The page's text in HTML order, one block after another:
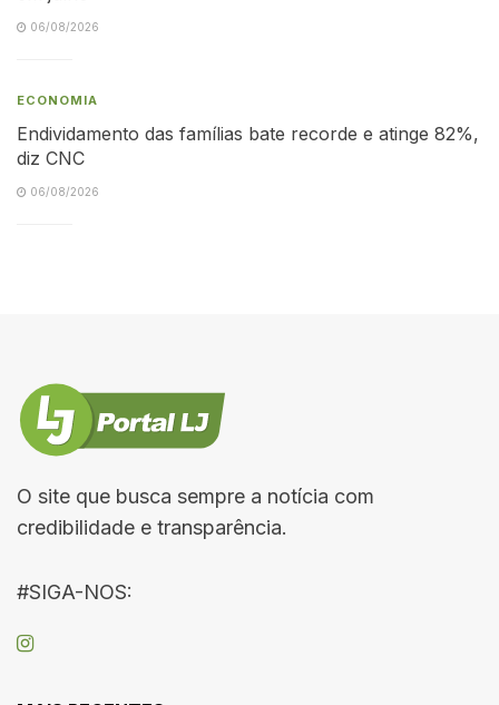
06/08/2026
ECONOMIA
Endividamento das famílias bate recorde e atinge 82%,
diz CNC
06/08/2026
O site que busca sempre a notícia com
credibilidade e transparência.
#SIGA-NOS: